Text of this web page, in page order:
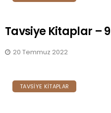
Tavsiye Kitaplar – 9
20 Temmuz 2022
TAVSIYE KITAPLAR